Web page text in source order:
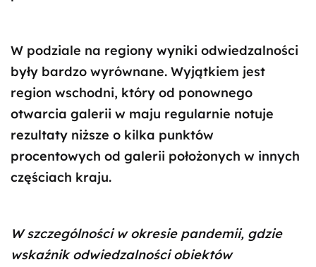
W podziale na regiony wyniki odwiedzalności
były bardzo wyrównane. Wyjątkiem jest
region wschodni, który od ponownego
otwarcia galerii w maju regularnie notuje
rezultaty niższe o kilka punktów
procentowych od galerii położonych w innych
częściach kraju.
W szczególności w okresie pandemii, gdzie
wskaźnik odwiedzalności obiektów